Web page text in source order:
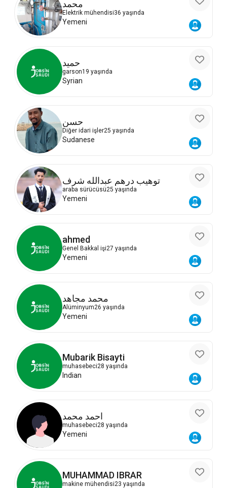
محمد
Elektrik mühendisi36 yaşında
Yemeni
حميد
garson19 yaşında
Syrian
حسن
Diğer idari işler25 yaşında
Sudanese
توهيب درهم عبدالله شرف
araba sürücüsü25 yaşında
Yemeni
ahmed
Genel Bakkal işi27 yaşında
Yemeni
محمد مجاهد
Alüminyum26 yaşında
Yemeni
Mubarik Bisayti
muhasebeci28 yaşında
Indian
احمد محمد
muhasebeci28 yaşında
Yemeni
MUHAMMAD IBRAR
makine mühendisi23 yaşında